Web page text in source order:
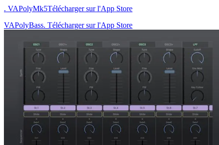
. VAPolyMk5Télécharger sur l'App Store
VAPolyBass. Télécharger sur l'App Store